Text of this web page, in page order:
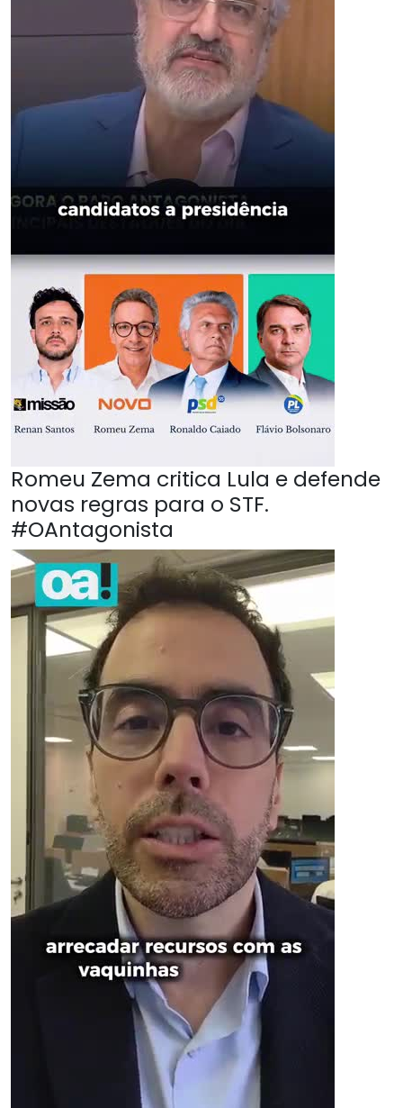
Romeu Zema critica Lula e defende
novas regras para o STF.
#OAntagonista